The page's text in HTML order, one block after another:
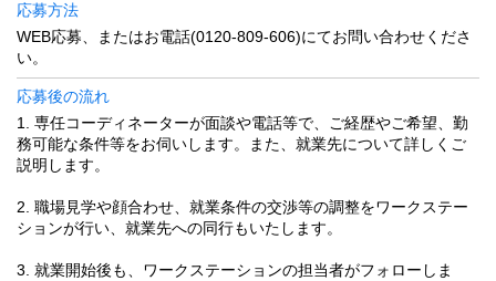
応募方法
WEB応募、またはお電話(0120-809-606)にてお問い合わせくださ
い。
応募後の流れ
1. 専任コーディネーターが面談や電話等で、ご経歴やご希望、勤
務可能な条件等をお伺いします。また、就業先について詳しくご
説明します。
2. 職場見学や顔合わせ、就業条件の交渉等の調整をワークステー
ションが行い、就業先への同行もいたします。
3. 就業開始後も、ワークステーションの担当者がフォローしま